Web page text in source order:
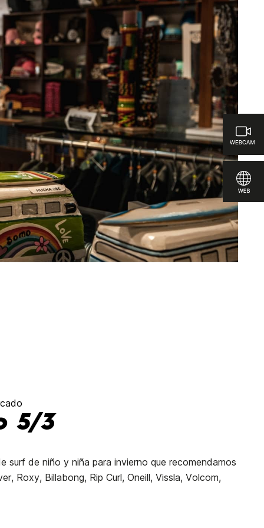
5/3
surf de niño y niña para invierno que recomendamos
Roxy, Billabong, Rip Curl, Oneill, Vissla, Volcom,